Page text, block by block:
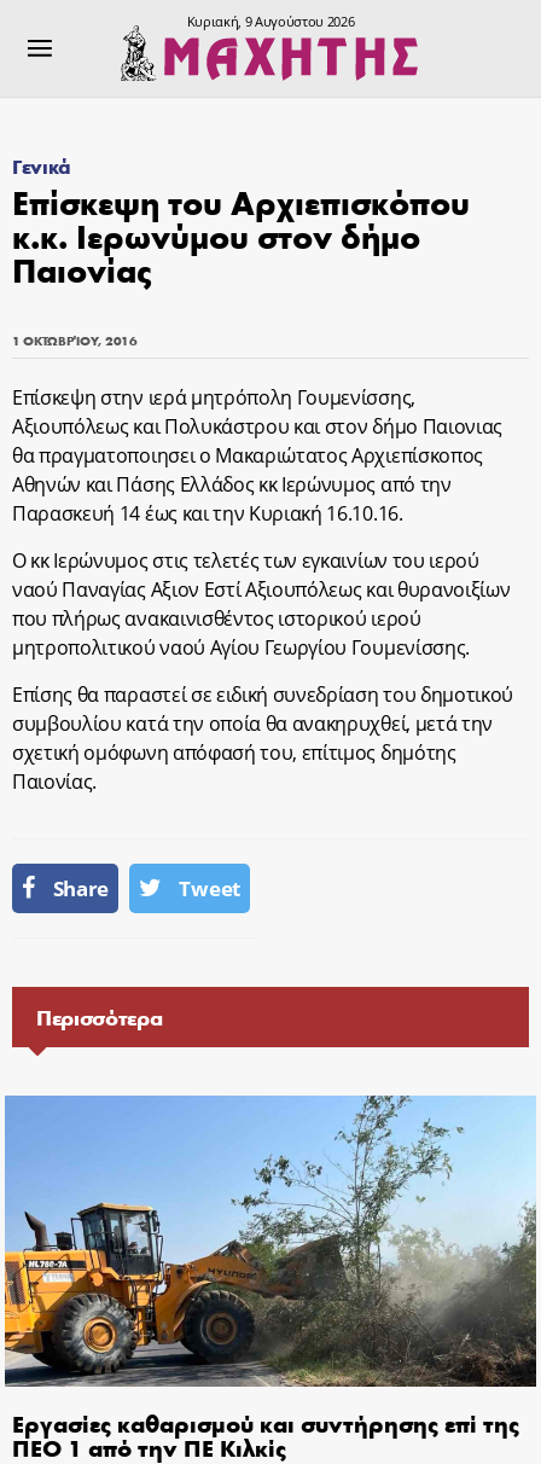
Κυριακή, 9 Αυγούστου 2026
Γενικά
Επίσκεψη του Αρχιεπισκόπου
κ.κ. Ιερωνύμου στον δήμο
Παιονίας
1 ΟΚΤΩΒΡΊΟΥ, 2016
Επίσκεψη στην ιερά μητρόπολη Γουμενίσσης,
Αξιουπόλεως και Πολυκάστρου και στον δήμο Παιονιας
θα πραγματοποιησει ο Μακαριώτατος Αρχιεπίσκοπος
Αθηνών και Πάσης Ελλάδος κκ Ιερώνυμος από την
Παρασκευή 14 έως και την Κυριακή 16.10.16.
Ο κκ Ιερώνυμος στις τελετές των εγκαινίων του ιερού
ναού Παναγίας Αξιον Εστί Αξιουπόλεως και θυρανοιξίων
που πλήρως ανακαινισθέντος ιστορικού ιερού
μητροπολιτικού ναού Αγίου Γεωργίου Γουμενίσσης.
Επίσης θα παραστεί σε ειδική συνεδρίαση του δημοτικού
συμβουλίου κατά την οποία θα ανακηρυχθεί, μετά την
σχετική ομόφωνη απόφασή του, επίτιμος δημότης
Παιονίας.
Share Tweet
Περισσότερα
Εργασίες καθαρισμού και συντήρησης επί της
ΠΕΟ 1 από την ΠΕ Κιλκίς